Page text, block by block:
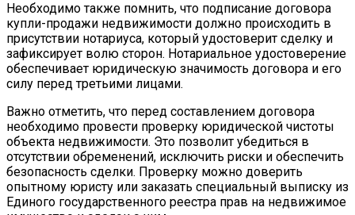
Необходимо также помнить, что подписание договора
купли-продажи недвижимости должно происходить в
присутствии нотариуса, который удостоверит сделку и
зафиксирует волю сторон. Нотариальное удостоверение
обеспечивает юридическую значимость договора и его
силу перед третьими лицами.
Важно отметить, что перед составлением договора
необходимо провести проверку юридической чистоты
объекта недвижимости. Это позволит убедиться в
отсутствии обременений, исключить риски и обеспечить
безопасность сделки. Проверку можно доверить
опытному юристу или заказать специальный выписку из
Единого государственного реестра прав на недвижимое